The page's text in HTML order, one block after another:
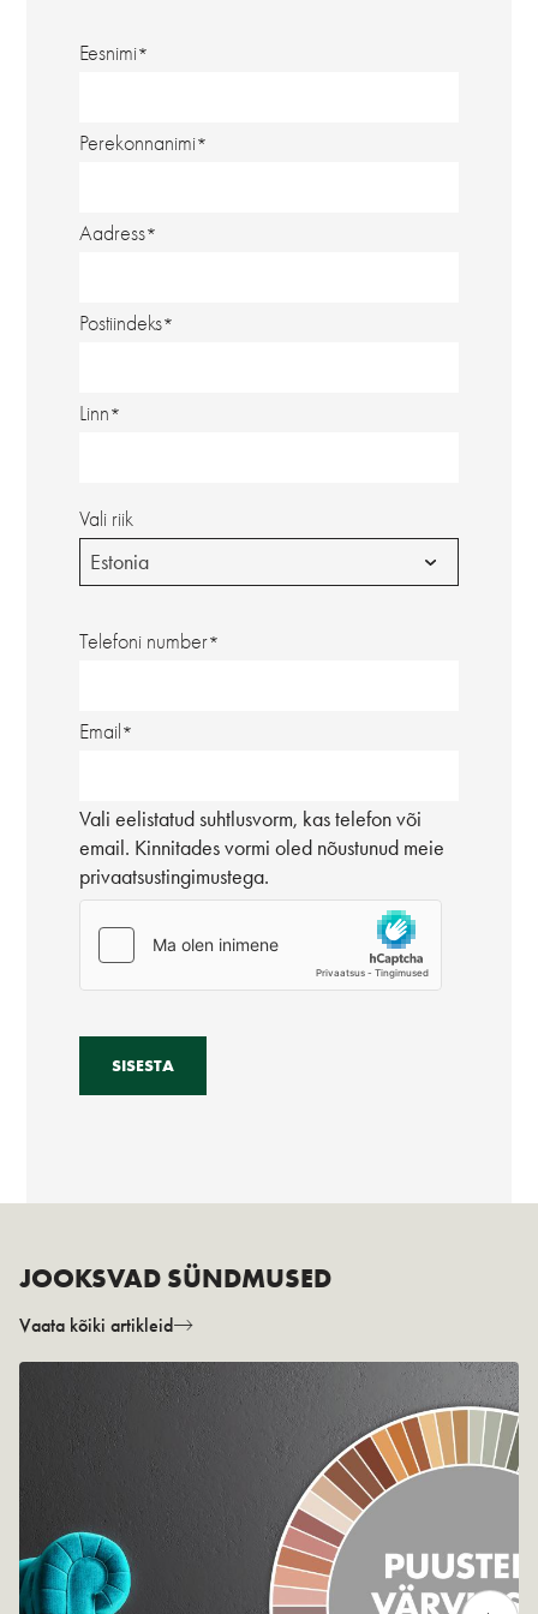
Eesnimi
Perekonnanimi
Aadress
Postiindeks
Linn
Vali riik
Estonia
Telefoni number
Email
Vali eelistatud suhtlusvorm, kas telefon või
email. Kinnitades vormi oled nõustunud meie
privaatsustingimustega.
JOOKSVAD SÜNDMUSED
Vaata kõiki artikleid